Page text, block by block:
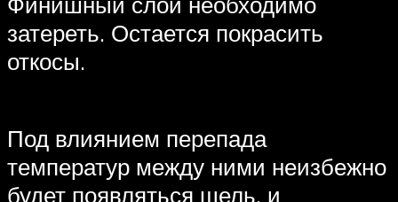
затереть. Остается покрасить
откосы.
Под влиянием перепада
температур между ними неизбежно
будет появляться щель, и